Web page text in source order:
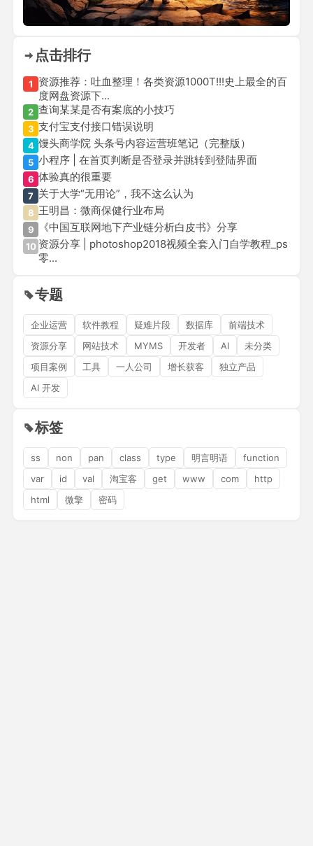
点击排行
1
资源推荐：吐血整理！各类资源1000T!!!史上最全的百
度网盘资源下...
2 查询某某是否有案底的小技巧
3 支付宝支付接口错误说明
4 馒头商学院 头条号内容运营班笔记（完整版）
5 小程序 | 在首页判断是否登录并跳转到登陆界面
6 体验真的很重要
7 关于大学“无用论”，我不这么认为
8 王明昌：微商保健行业布局
9 《中国互联网地下产业链分析白皮书》分享
10 资源分享 | photoshop2018视频全套入门自学教程_ps
零...
专题
企业运营 软件教程 疑难片段 数据库
前端技术
资源分享
网站技术 MYMS 开发者 AI
未分类
项目案例
工具 一人公司 增长获客
独立产品
AI 开发
标签
ss non pan class type 明言明语
function
var
id val 淘宝客 get www com
http
html
微擎 密码